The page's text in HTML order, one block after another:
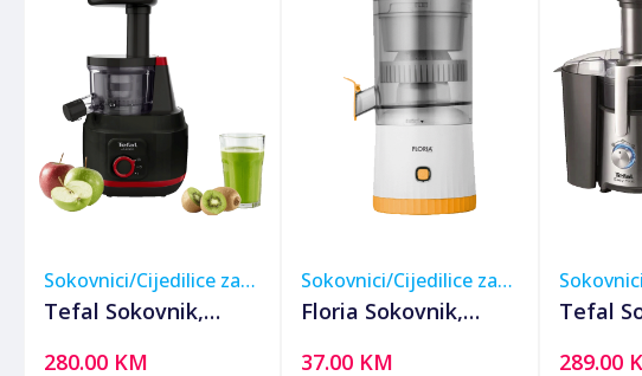
Sokovnici/Cijedilice za
voće
Tefal Sokovnik,
280.00 KM
Sokovnici/Cijedilice za
voće
Floria Sokovnik,
37.00 KM
voće
Tefal
289.00